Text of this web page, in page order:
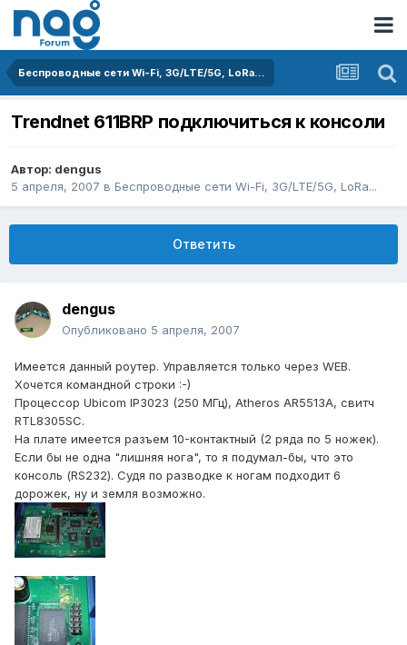
Беспроводные сети Wi-Fi, 3G/LTE/5G, LoRa...
Trendnet 611BRP подключиться к консоли
Автор: dengus
5 апреля, 2007 в Беспроводные сети Wi-Fi, 3G/LTE/5G, LoRa...
Ответить
dengus
Опубликовано 5 апреля, 2007
Имеется данный роутер. Управляется только через WEB.
Хочется командной строки :-)
Процессор Ubicom IP3023 (250 МГц), Atheros AR5513A, свитч
RTL8305SC.
На плате имеется разъем 10-контактный (2 ряда по 5 ножек).
Если бы не одна "лишняя нога", то я подумал-бы, что это
консоль (RS232). Судя по разводке к ногам подходит 6
дорожек, ну и земля возможно.